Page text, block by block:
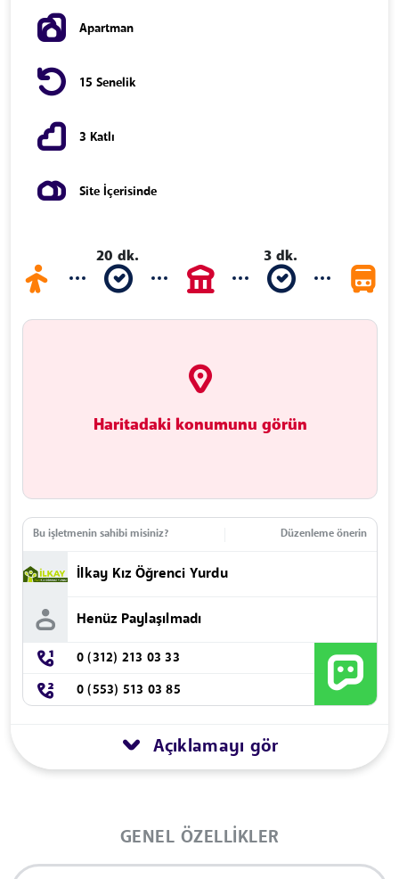
Apartman
15 Senelik
3 Katlı
Site İçerisinde
20 dk. 3 dk.
Haritadaki konumunu görün
Bu işletmenin sahibi misiniz? Düzenleme önerin
İlkay Kız Öğrenci Yurdu
Henüz Paylaşılmadı
0 (312) 213 03 33
0 (553) 513 03 85
Açıklamayı gör
GENEL ÖZELLIKLER